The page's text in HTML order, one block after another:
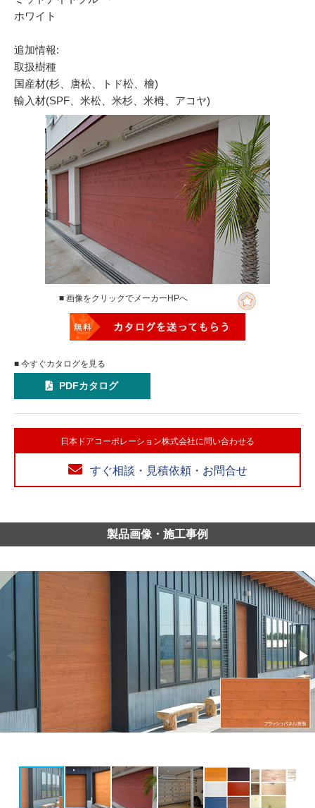
ホワイト
追加情報:
取扱樹種
国産材(杉、唐松、トド松、檜)
輸入材(SPF、米松、米杉、米栂、アコヤ)
■ 画像をクリックでメーカーHPへ
■ 今すぐカタログを見る
PDFカタログ
日本ドアコーポレーション株式会社に問い合わせる
すぐ相談・見積依頼・お問合せ
製品画像・施工事例